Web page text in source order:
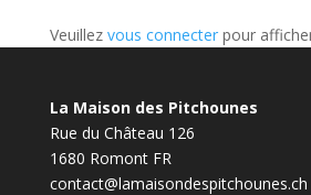
Veuillez vous connecterpour
La Maison des Pitchounes
Rue du Château 126
1680 Romont FR
contact@lamaisondespitchounes.ch